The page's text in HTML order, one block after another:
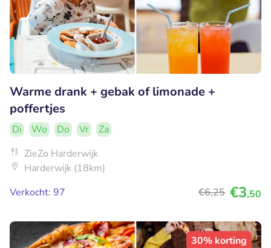
Warme drank + gebak of limonade +
poffertjes
Di Wo Do Vr
Za
ZieZo Harderwijk
Harderwijk (18km)
Verkocht: 97
€6,25 €3,50
30% korting